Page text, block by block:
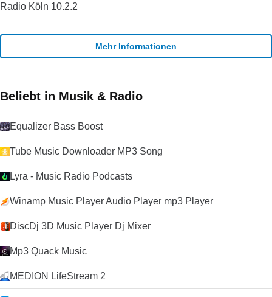
Radio Köln 10.2.2
Mehr Informationen
Beliebt in Musik & Radio
Equalizer Bass Boost
Tube Music Downloader MP3 Song
Lyra - Music Radio Podcasts
Winamp Music Player Audio Player mp3 Player
DiscDj 3D Music Player Dj Mixer
Mp3 Quack Music
MEDION LifeStream 2